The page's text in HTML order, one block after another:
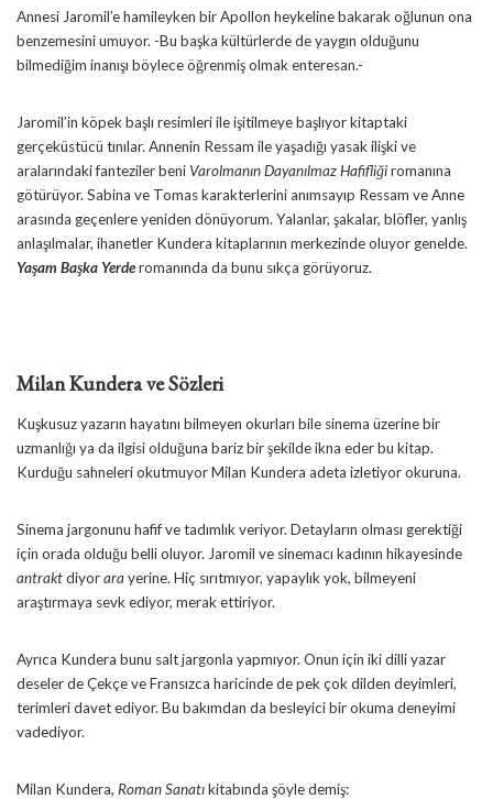
Annesi Jaromil’e hamileyken bir Apollon heykeline bakarak oğlunun ona
benzemesini umuyor. -Bu başka kültürlerde de yaygın olduğunu
bilmediğim inanışı böylece öğrenmiş olmak enteresan.-
Jaromil’in köpek başlı resimleri ile işitilmeye başlıyor kitaptaki
gerçeküstücü tınılar. Annenin Ressam ile yaşadığı yasak ilişki ve
aralarındaki fanteziler beni Varolmanın Dayanılmaz Hafifliğiromanına
götürüyor. Sabina ve Tomas karakterlerini anımsayıp Ressam ve Anne
arasında geçenlere yeniden dönüyorum. Yalanlar, şakalar, blöfler, yanlış
anlaşılmalar, ihanetler Kundera kitaplarının merkezinde oluyor genelde.
Yaşam Başka Yerderomanında da bunu sıkça görüyoruz.
Milan Kundera ve Sözleri
Kuşkusuz yazarın hayatını bilmeyen okurları bile sinema üzerine bir
uzmanlığı ya da ilgisi olduğuna bariz bir şekilde ikna eder bu kitap.
Kurduğu sahneleri okutmuyor Milan Kundera adeta izletiyor okuruna.
Sinema jargonunu hafif ve tadımlık veriyor. Detayların olması gerektiği
için orada olduğu belli oluyor. Jaromil ve sinemacı kadının hikayesinde
antraktdiyorarayerine. Hiç sırıtmıyor, yapaylık yok, bilmeyeni
araştırmaya sevk ediyor, merak ettiriyor.
Ayrıca Kundera bunu salt jargonla yapmıyor. Onun için iki dilli yazar
deseler de Çekçe ve Fransızca haricinde de pek çok dilden deyimleri,
terimleri davet ediyor. Bu bakımdan da besleyici bir okuma deneyimi
vadediyor.
Milan Kundera, Roman Sanatıkitabında şöyle demiş: